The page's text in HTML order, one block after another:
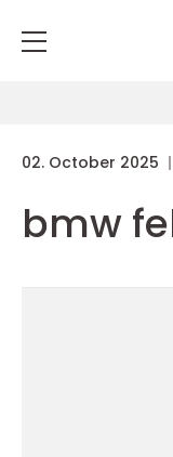
02. October 2025
bmw